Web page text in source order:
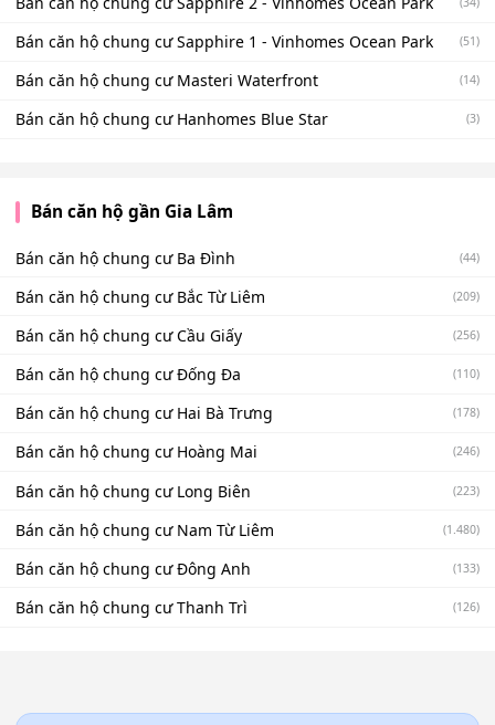
Bán căn hộ chung cư Sapphire 1 - Vinhomes Ocean Park (51)
Bán căn hộ chung cư Masteri Waterfront (14)
Bán căn hộ chung cư Hanhomes Blue Star (3)
Bán căn hộ gần Gia Lâm
Bán căn hộ chung cư Ba Đình (44)
Bán căn hộ chung cư Bắc Từ Liêm (209)
Bán căn hộ chung cư Cầu Giấy (256)
Bán căn hộ chung cư Đống Đa (110)
Bán căn hộ chung cư Hai Bà Trưng (178)
Bán căn hộ chung cư Hoàng Mai (246)
Bán căn hộ chung cư Long Biên (223)
Bán căn hộ chung cư Nam Từ Liêm (1.480)
Bán căn hộ chung cư Đông Anh (133)
Bán căn hộ chung cư Thanh Trì (126)